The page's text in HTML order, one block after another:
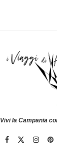
Vivi la Campania